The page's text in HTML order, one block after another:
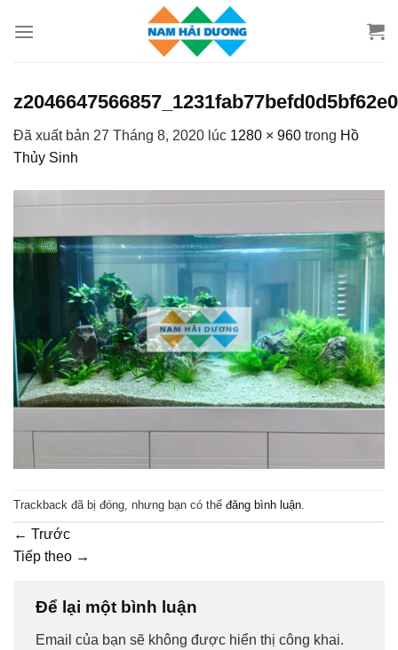
đến
Đã xuất bản 27 Tháng 8, 2020 lúc 1280 × 960 trong Hồ
Thủy Sinh
Trackback đã bị đóng, nhưng bạn có thể đăng bình luận.
← Trước
Tiếp theo →
Để lại một bình luận
Email của bạn sẽ không được hiển thị công khai.